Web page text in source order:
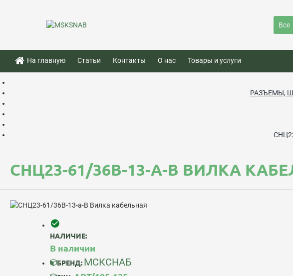
Все
На главную Статьи Контакты О нас Товары и услуги
РАЗЪЕМЫ,
СНЦ23-61/36В-13-А-В ВИЛКА
НАЛИЧИЕ:
В наличии
БРЕНД: МСКСНАБ